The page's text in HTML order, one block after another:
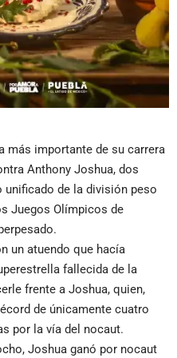
más importante de su carrera
Anthony Joshua, dos
unificado de la división peso
Juegos Olímpicos de
un atuendo que hacía
fallecida de la
frente a Joshua, quien,
de únicamente cuatro
por la vía del nocaut.
Joshua ganó por nocaut